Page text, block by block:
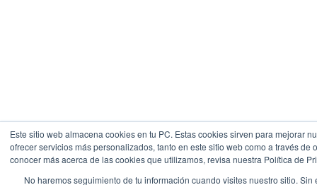
Este sitio web almacena cookies en tu PC. Estas cookies sirven para mejorar
ofrecer servicios más personalizados, tanto en este sitio web como a través de
conocer más acerca de las cookies que utilizamos, revisa nuestra Política de
No haremos seguimiento de tu información cuando visites nuestro sitio. Sin